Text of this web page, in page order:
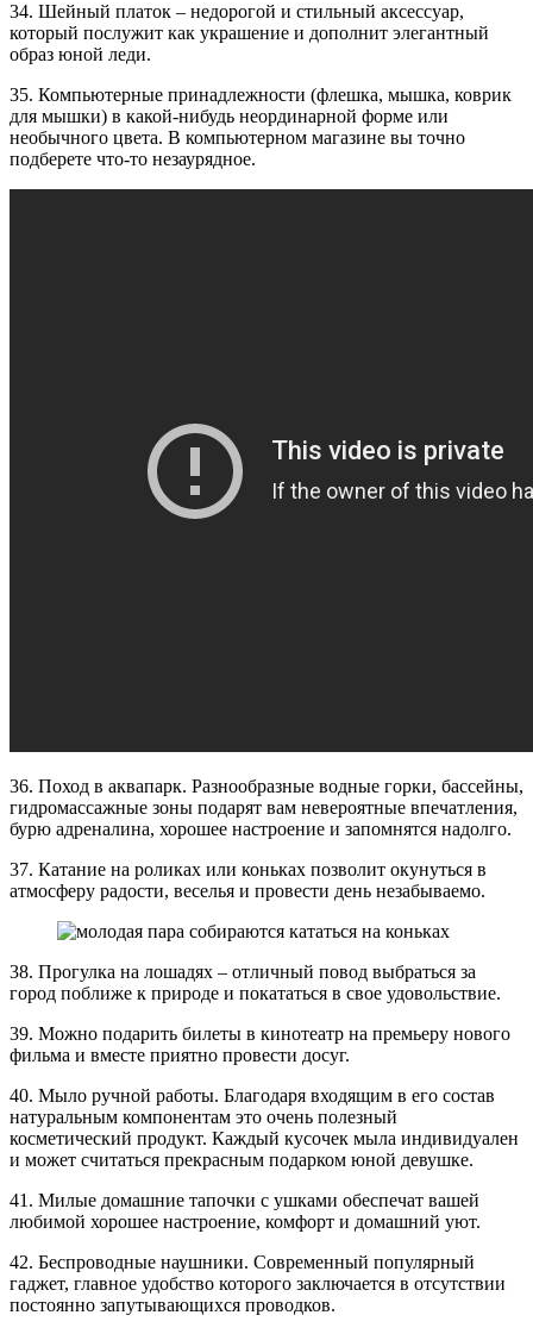
34. Шейный платок – недорогой и стильный аксессуар,
который послужит как украшение и дополнит элегантный
образ юной леди.
35. Компьютерные принадлежности (флешка, мышка, коврик
для мышки) в какой-нибудь неординарной форме или
необычного цвета. В компьютерном магазине вы точно
подберете что-то незаурядное.
36. Поход в аквапарк. Разнообразные водные горки, бассейны,
гидромассажные зоны подарят вам невероятные впечатления,
бурю адреналина, хорошее настроение и запомнятся надолго.
37. Катание на роликах или коньках позволит окунуться в
атмосферу радости, веселья и провести день незабываемо.
38. Прогулка на лошадях – отличный повод выбраться за
город поближе к природе и покататься в свое удовольствие.
39. Можно подарить билеты в кинотеатр на премьеру нового
фильма и вместе приятно провести досуг.
40. Мыло ручной работы. Благодаря входящим в его состав
натуральным компонентам это очень полезный
косметический продукт. Каждый кусочек мыла индивидуален
и может считаться прекрасным подарком юной девушке.
41. Милые домашние тапочки с ушками обеспечат вашей
любимой хорошее настроение, комфорт и домашний уют.
42. Беспроводные наушники. Современный популярный
гаджет, главное удобство которого заключается в отсутствии
постоянно запутывающихся проводков.